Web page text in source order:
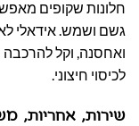
חלונות שקופים
גשם ושמש. אידאלי
ואחסנה, וקל להרכבה
לכיסוי חיצוני.
שירות, אחריות,